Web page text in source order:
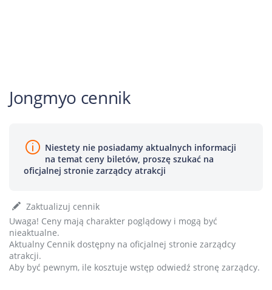
Jongmyo cennik
Niestety nie posiadamy aktualnych informacji
na temat ceny biletów, proszę szukać na
oficjalnej stronie zarządcy atrakcji
Zaktualizuj cennik
Uwaga! Ceny mają charakter poglądowy i mogą być
nieaktualne.
Aktualny Cennik dostępny na oficjalnej stronie zarządcy
atrakcji.
Aby być pewnym, ile kosztuje wstęp odwiedź stronę zarządcy.